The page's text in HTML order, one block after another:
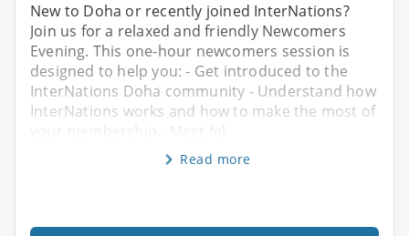
New to Doha or recently joined InterNations?
Join us for a relaxed and friendly Newcomers
Evening. This one-hour newcomers session is
designed to help you: - Get introduced to the
InterNations Doha community - Understand how
InterNations works and how to make the most of
your membership - Meet fel
Read more